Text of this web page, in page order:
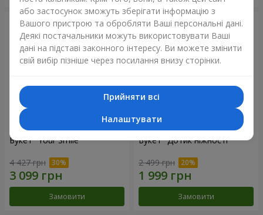
Букет "Your Smile"
4 427 грн
Замовити
Букет "Дотик ніжності"
2 499 грн
Замовити
або застосунок зможуть зберігати інформацію з
Вашого пристрою та обробляти Ваші персональні дані.
Деякі постачальники можуть використовувати Ваші
дані на підставі законного інтересу. Ви можете змінити
свій вибір пізніше через посилання внизу сторінки.
Прийняти всі
Налаштувати